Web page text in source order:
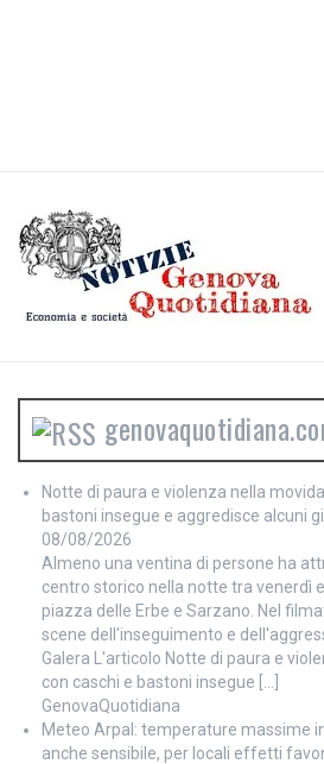
Notte di paura e violenza nella
bastoni insegue e aggredisce alcuni
08/08/2026
Almeno una ventina di persone ha
centro storico nella notte tra venerdì
piazza delle Erbe e Sarzano. Nel
scene dell'inseguimento e
Galera L'articolo Notte di paura e
con caschi e bastoni insegue […]
GenovaQuotidiana
Meteo Arpal: temperature massime
anche sensibile, per locali effetti